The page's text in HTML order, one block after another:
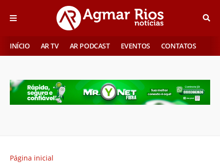
INÍCIO AR TV AR PODCAST EVENTOS CONTATOS
Página inicial